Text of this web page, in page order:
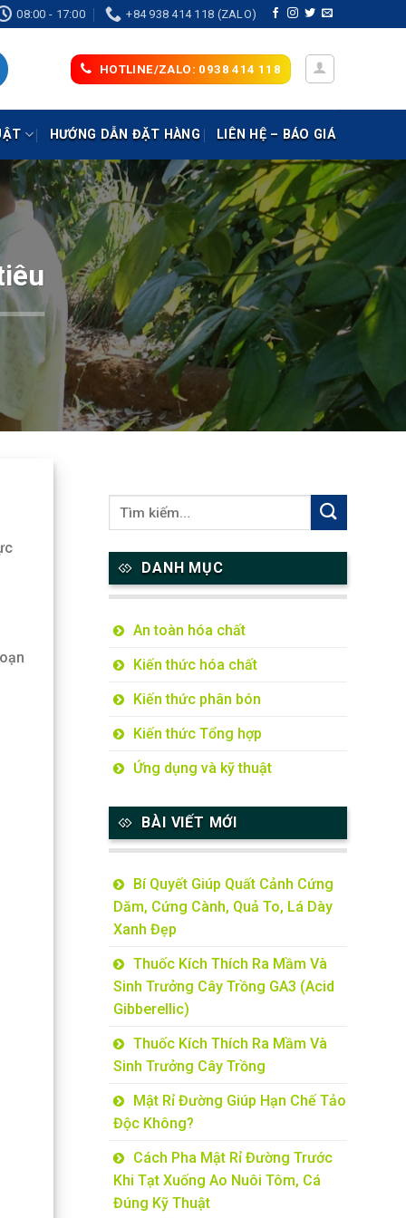
08:00 - 17:00 +84 938 414 118 (ZALO)
HOTLINE/ZALO: 0938 414 118
HƯỚNG DẪN ĐẶT HÀNG LIÊN HỆ – BÁO GIÁ
DANH MỤC
An toàn hóa chất
Kiến thức hóa chất
Kiến thức phân bón
Kiến thức Tổng hợp
Ứng dụng và kỹ thuật
BÀI VIẾT MỚI
Bí Quyết Giúp Quất Cảnh Cứng
Dăm, Cứng Cành, Quả To, Lá Dày
Xanh Đẹp
Thuốc Kích Thích Ra Mầm Và
Sinh Trưởng Cây Trồng GA3 (Acid
Gibberellic)
Thuốc Kích Thích Ra Mầm Và
Sinh Trưởng Cây Trồng
Mật Rỉ Đường Giúp Hạn Chế Tảo
Độc Không?
Cách Pha Mật Rỉ Đường Trước
Khi Tạt Xuống Ao Nuôi Tôm, Cá
Đúng Kỹ Thuật